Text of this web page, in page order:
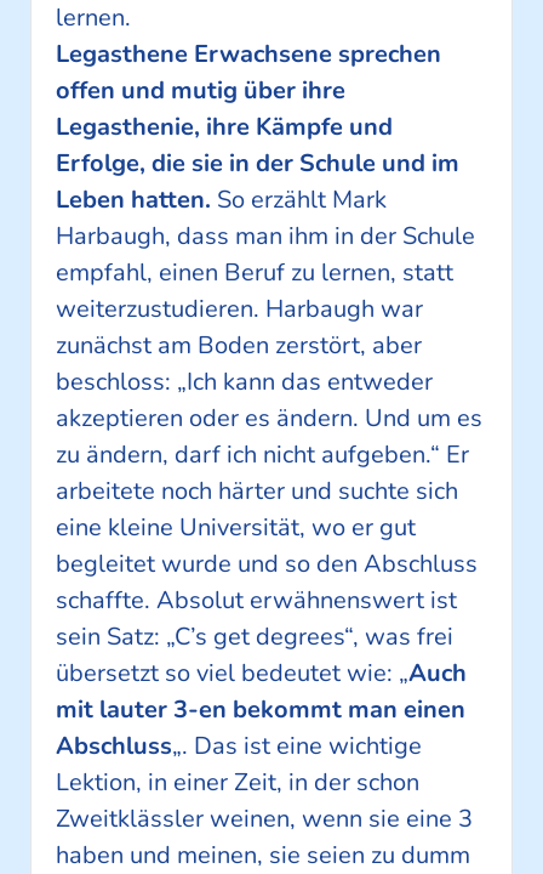
lernen.
Legasthene Erwachsene sprechen
offen und mutig über ihre
Legasthenie, ihre Kämpfe und
Erfolge, die sie in der Schule und im
Leben hatten. So erzählt Mark
Harbaugh, dass man ihm in der Schule
empfahl, einen Beruf zu lernen, statt
weiterzustudieren. Harbaugh war
zunächst am Boden zerstört, aber
beschloss: „Ich kann das entweder
akzeptieren oder es ändern. Und um es
zu ändern, darf ich nicht aufgeben.“ Er
arbeitete noch härter und suchte sich
eine kleine Universität, wo er gut
begleitet wurde und so den Abschluss
schaffte. Absolut erwähnenswert ist
sein Satz: „C’s get degrees“, was frei
übersetzt so viel bedeutet wie: „Auch
mit lauter 3-en bekommt man einen
Abschluss„. Das ist eine wichtige
Lektion, in einer Zeit, in der schon
Zweitklässler weinen, wenn sie eine 3
haben und meinen, sie seien zu dumm